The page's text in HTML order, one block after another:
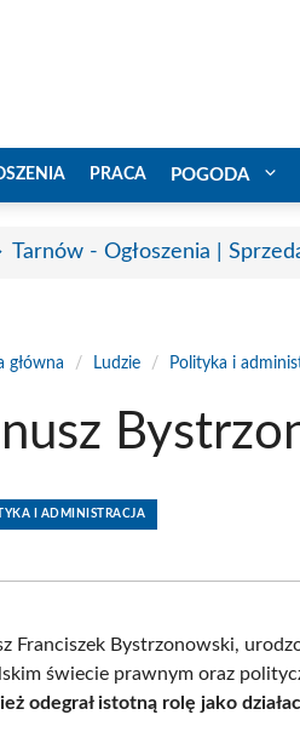
PRACA POGODA
Tarnów - Ogłoszenia |
główna / Ludzie / Polityka i
I ADMINISTRACJA
Franciszek Bystrzonowski,
świecie prawnym oraz
odegrał istotną rolę jako